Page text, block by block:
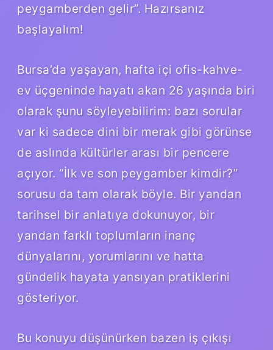
peygamberden gelir”. Hazırsanız
başlayalım!
Bursa’da yaşayan, hafta içi ofis-kahve-
ev üçgeninde hayatı akan 26 yaşında biri
olarak şunu söyleyebilirim: bazı sorular
var ki sadece dini bir merak gibi görünse
de aslında kültürler arası bir pencere
açıyor. “İlk ve son peygamber kimdir?”
sorusu da tam olarak böyle. Bir yandan
tarihsel bir anlatıya dokunuyor, bir
yandan farklı toplumların inanç
dünyalarını, yorumlarını ve hatta
gündelik hayata yansıyan pratiklerini
gösteriyor.
Bu konuyu düşünürken bazen iş çıkışı